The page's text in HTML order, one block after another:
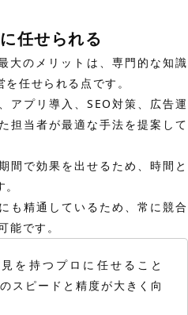
任せられる
のメリットは、専門的な知識
任せられる点です。
アプリ導入、SEO対策、広告運
担当者が最適な手法を提案して
間で効果を出せるため、時間と
も精通しているため、常に競合
能です。
を持つプロに任せること
スピードと精度が大きく向